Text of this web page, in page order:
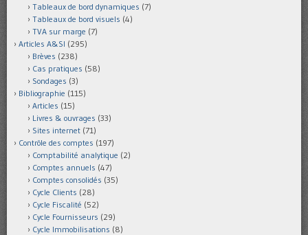
Tableaux de bord dynamiques (7)
Tableaux de bord visuels (4)
TVA sur marge (7)
Articles A&SI (295)
Brèves (238)
Cas pratiques (58)
Sondages (3)
Bibliographie (115)
Articles (15)
Livres & ouvrages (33)
Sites internet (71)
Contrôle des comptes (197)
Comptabilité analytique (2)
Comptes annuels (47)
Comptes consolidés (35)
Cycle Clients (28)
Cycle Fiscalité (52)
Cycle Fournisseurs (29)
Cycle Immobilisations (8)